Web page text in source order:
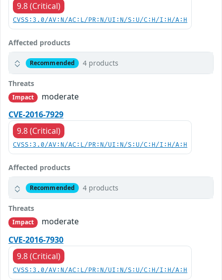
9.8 (Critical)
CVSS:3.0/AV:N/AC:L/PR:N/UI:N/S:U/C:H/I:H/A:H
Affected products
Recommended 4 products
Threats
Impact
moderate
CVE-2016-7929
9.8 (Critical)
CVSS:3.0/AV:N/AC:L/PR:N/UI:N/S:U/C:H/I:H/A:H
Affected products
Recommended 4 products
Threats
Impact
moderate
CVE-2016-7930
9.8 (Critical)
CVSS:3.0/AV:N/AC:L/PR:N/UI:N/S:U/C:H/I:H/A:H